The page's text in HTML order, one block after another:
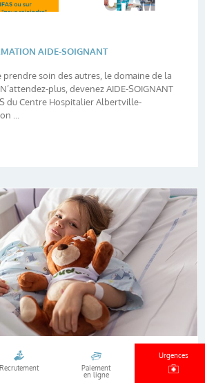
AIDE-SOIGNANT
prendre soin des autres, le domaine de la
plus, devenez AIDE-SOIGNANT
du Centre Hospitalier Albertville-
...
Recrutement
Paiement
en ligne
Urgences